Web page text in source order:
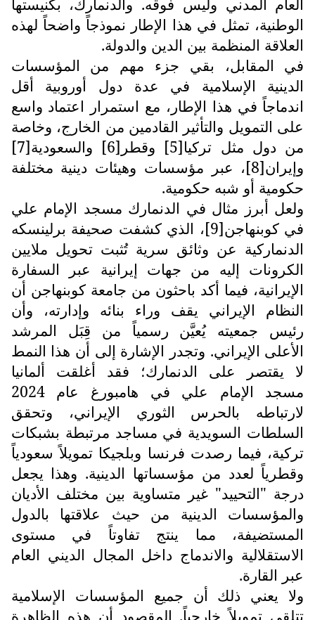
العام المدني وليس فوقه. والدنمارك، بكنيستها
الوطنية، تمثل في هذا الإطار نموذجاً واضحاً لهذه
العلاقة المنظمة بين الدين والدولة.
في المقابل، بقي جزء مهم من المؤسسات
الدينية الإسلامية في عدة دول أوروبية أقل
اندماجاً في هذا الإطار، مع استمرار اعتماد واسع
على التمويل والتأثير القادمين من الخارج، وخاصة
من دول مثل تركيا[5] وقطر[6] والسعودية[7]
وإيران[8]، عبر مؤسسات وهيئات دينية مختلفة
حكومية أو شبه حكومية.
ولعل أبرز مثال في الدنمارك مسجد الإمام علي
في كوبنهاجن[9]، الذي كشفت صحيفة برلينسكه
الدنماركية عن وثائق سرية تُثبت تحويل ملايين
الكرونات إليه من جهات إيرانية عبر السفارة
الإيرانية، فيما أكد باحثون من جامعة كوبنهاجن أن
النظام الإيراني يقف وراء بنائه وإدارته، وأن
رئيس جمعيته يُعيَّن رسمياً من قِبَل المرشد
الأعلى الإيراني. وتجدر الإشارة إلى أن هذا النمط
لا يقتصر على الدنمارك؛ فقد أغلقت ألمانيا
مسجد الإمام علي في هامبورغ عام 2024
لارتباطه بالحرس الثوري الإيراني، وتحقق
السلطات السويدية في مساجد مرتبطة بشبكات
تركية، فيما رصدت فرنسا وبلجيكا تمويلاً سعودياً
وقطرياً لعدد من مؤسساتها الدينية. وهذا يجعل
درجة "التحييد" غير متساوية بين مختلف الأديان
والمؤسسات الدينية من حيث علاقتها بالدول
المستضيفة، مما ينتج تفاوتاً في مستوى
الاستقلالية والاندماج داخل المجال الديني العام
عبر القارة.
ولا يعني ذلك أن جميع المؤسسات الإسلامية
تتلقى تمويلاً خارجياً. المقصود أن هذه الظاهرة